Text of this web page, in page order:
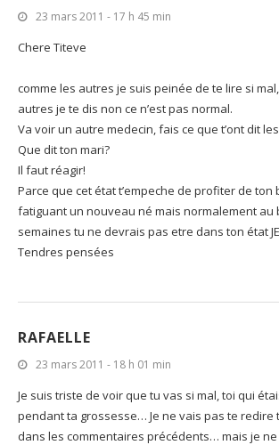
23 mars 2011 - 17 h 45 min
Chere Titeve
comme les autres je suis peinée de te lire si
autres je te dis non ce n’est pas normal.
Va voir un autre medecin, fais ce que t’ont dit
Que dit ton mari?
Il faut réagir!
Parce que cet état t’empeche de profiter de ton
fatiguant un nouveau né mais normalement au
semaines tu ne devrais pas etre dans ton état JE
Tendres pensées
RAFAELLE
23 mars 2011 - 18 h 01 min
Je suis triste de voir que tu vas si mal, toi qui
pendant ta grossesse… Je ne vais pas te redire
dans les commentaires précédents… mais je